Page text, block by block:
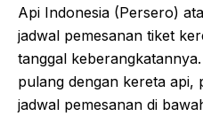
Api Indonesia (Persero)
jadwal pemesanan tiket
tanggal
pulang dengan kereta api,
jadwal pemesanan di